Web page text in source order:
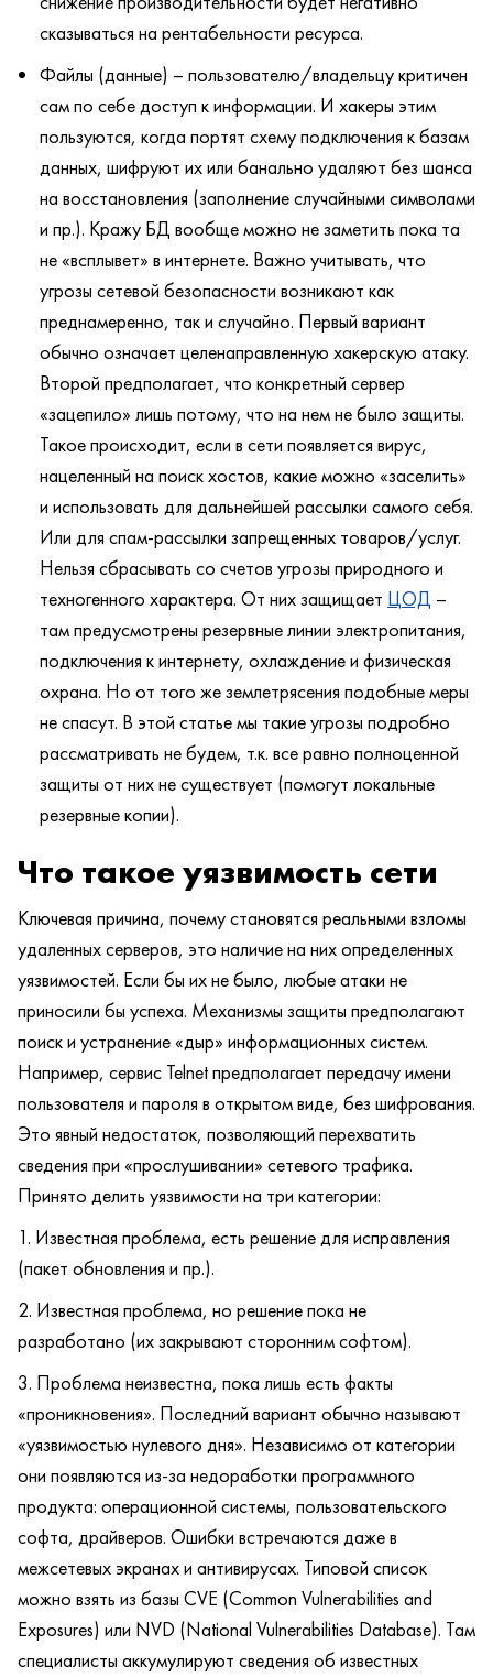
сказываться на рентабельности ресурса.
Файлы (данные) – пользователю/владельцу критичен
сам по себе доступ к информации. И хакеры этим
пользуются, когда портят схему подключения к базам
данных, шифруют их или банально удаляют без шанса
на восстановления (заполнение случайными символами
и пр.). Кражу БД вообще можно не заметить пока та
не «всплывет» в интернете. Важно учитывать, что
угрозы сетевой безопасности возникают как
преднамеренно, так и случайно. Первый вариант
обычно означает целенаправленную хакерскую атаку.
Второй предполагает, что конкретный сервер
«зацепило» лишь потому, что на нем не было защиты.
Такое происходит, если в сети появляется вирус,
нацеленный на поиск хостов, какие можно «заселить»
и использовать для дальнейшей рассылки самого себя.
Или для спам-рассылки запрещенных товаров/услуг.
Нельзя сбрасывать со счетов угрозы природного и
техногенного характера. От них защищает ЦОД –
там предусмотрены резервные линии электропитания,
подключения к интернету, охлаждение и физическая
охрана. Но от того же землетрясения подобные меры
не спасут. В этой статье мы такие угрозы подробно
рассматривать не будем, т.к. все равно полноценной
защиты от них не существует (помогут локальные
резервные копии).
Что такое уязвимость сети
Ключевая причина, почему становятся реальными взломы
удаленных серверов, это наличие на них определенных
уязвимостей. Если бы их не было, любые атаки не
приносили бы успеха. Механизмы защиты предполагают
поиск и устранение «дыр» информационных систем.
Например, сервис Telnet предполагает передачу имени
пользователя и пароля в открытом виде, без шифрования.
Это явный недостаток, позволяющий перехватить
сведения при «прослушивании» сетевого трафика.
Принято делить уязвимости на три категории:
Известная проблема, есть решение для исправления
(пакет обновления и пр.).
Известная проблема, но решение пока не
разработано (их закрывают сторонним софтом).
Проблема неизвестна, пока лишь есть факты
«проникновения». Последний вариант обычно называют
«уязвимостью нулевого дня». Независимо от категории
они появляются из-за недоработки программного
продукта: операционной системы, пользовательского
софта, драйверов. Ошибки встречаются даже в
межсетевых экранах и антивирусах. Типовой список
можно взять из базы CVE (Common Vulnerabilities and
Exposures) или NVD (National Vulnerabilities Database). Там
специалисты аккумулируют сведения об известных